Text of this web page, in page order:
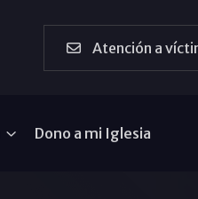
Atención a
Dono a mi Iglesia